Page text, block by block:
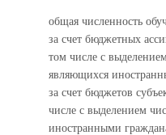
общая численность
за счет бюджетных
том числе с
являющихся
за счет бюджетов
числе с выделением
иностранными